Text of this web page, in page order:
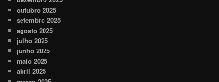
outubro 2025
setembro 2025
agosto 2025
julho 2025
junho 2025
maio 2025
abril 2025